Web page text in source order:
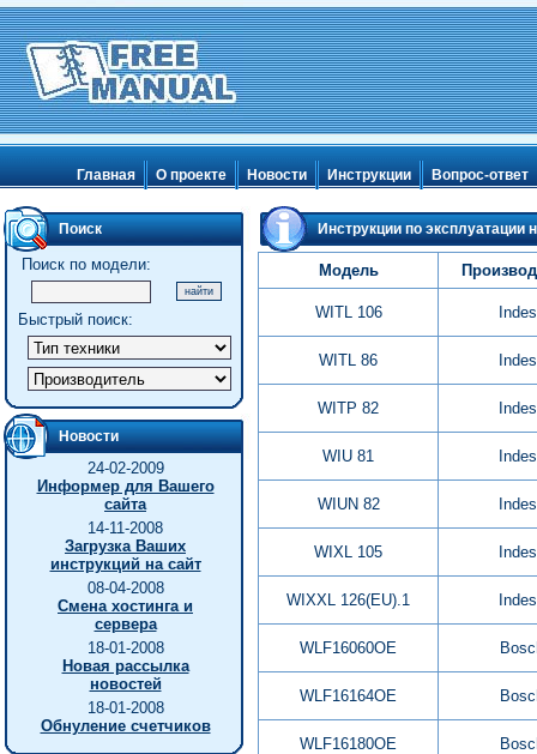
Главная О проекте Новости Инструкции Вопрос-ответ
Поиск
Поиск по модели:
Быстрый поиск:
Новости
24-02-2009
Информер для Вашего
сайта
14-11-2008
Загрузка Ваших
инструкций на сайт
08-04-2008
Смена хостинга и
сервера
18-01-2008
Новая рассылка
новостей
18-01-2008
Обнуление счетчиков
Инструкции по
Модель
WITL 106
WITL 86
WITP 82
WIU 81
WIUN 82
WIXL 105
WIXXL 126(EU).1
WLF16060OE
WLF16164OE
WLF16180OE